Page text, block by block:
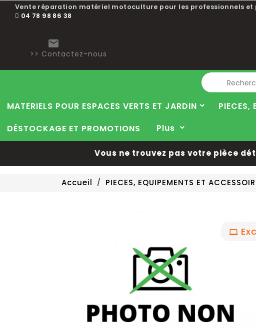
Vente réparation matériel motoculture pour les professionnels
04 78 98 86 38

>> Contactez-nous
MATERIELS POUR ESPACES VERTS ET JARDIN PIECES,
DÉSTOCKAGE ET PROMOTIONS
Plus
Vous ne trouvez pas votre pièce
Accueil PIECES, EQUIPEMENTS ET